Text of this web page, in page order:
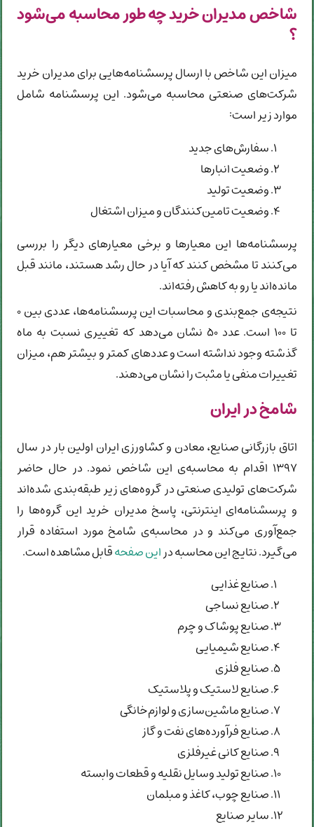
شاخص مدیران خرید چه طور محاسبه می‌شود
؟
میزان این شاخص با ارسال پرسشنامه‌هایی برای مدیران خرید
شرکت‌های صنعتی محاسبه می‌شود. این پرسشنامه شامل
موارد زیر است:
سفارش‌های جدید
وضعیت انبارها
وضعیت تولید
وضعیت تامین‌کنندگان و میزان اشتغال
پرسشنامه‌ها این معیارها و برخی معیارهای دیگر را بررسی
می‌کنند تا مشخص کنند که آیا در حال رشد هستند، مانند قبل
مانده‌اند یا رو به کاهش رفته‌اند.
نتیجه‌ی جمع‌بندی و محاسبات این پرسشنامه‌ها، عددی بین ۰
تا ۱۰۰ است. عدد ۵۰ نشان می‌دهد که تغییری نسبت به ماه
گذشته وجود نداشته است و عددهای کمتر و بیشتر هم، میزان
تغییرات منفی یا مثبت را نشان می‌دهند.
شامخ در ایران
اتاق بازرگانی صنایع، معادن و کشاورزی ایران اولین بار در سال
۱۳۹۷ اقدام به محاسبه‌ی این شاخص نمود. در حال حاضر
شرکت‌های تولیدی صنعتی در گروه‌های زیر طبقه‌بندی شده‌اند
و پرسشنامه‌ای اینترنتی، پاسخ مدیران خرید این گروه‌ها را
جمع‌آوری می‌کند و در محاسبه‌ی شامخ مورد استفاده قرار
می‌گیرد. نتایج این محاسبه دراین صفحهقابل مشاهده است.
صنایع غذایی
صنایع نساجی
صنایع پوشاک و چرم
صنایع شیمیایی
صنایع فلزی
صنایع لاستیک و پلاستیک
صنایع ماشین‌سازی و لوازم‌خانگی
صنایع فرآورده‌های نفت و گاز
صنایع کانی غیرفلزی
صنایع تولید وسایل نقلیه و قطعات وابسته
صنایع چوب، کاغذ و مبلمان
سایر صنایع